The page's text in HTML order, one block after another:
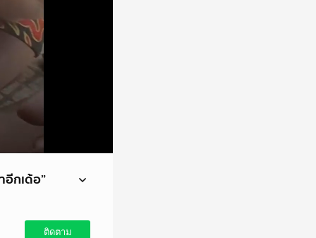
อีกเด้อ”
ร้าหน้ารถจักรยาน
ติดตาม